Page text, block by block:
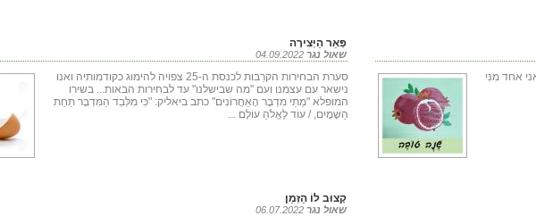
אחד מִנִּי
פְּאֵר הַיְּצִירָה
שאול נגר 04.09.2022
סערת הבחירות הקרֵבות לכנסת ה-25 צפויה להימוג כקודמותיה ואנו
נישאר עם עצמנו ועם "מה שבישלנו" עד לבחירות הבאות... בשירו
המופלא "מֵתֵי מִדְבָּר הָאַחֲרוֹנִים" כתב ביאליק: "כִּי מִלְּבַד הַמִּדְבָּר תַּחַת
הַשָּׁמָיִם, / עוֹד לֶאֱלֹהַ עוֹלָם ...
קָצוּב לוֹ הַזְּמַן
שאול נגר 06.07.2022